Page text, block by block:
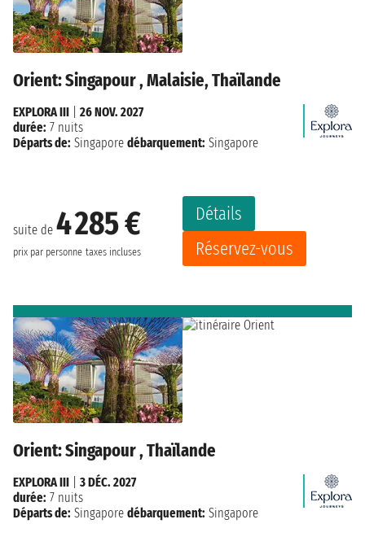
Orient: Singapour , Malaisie, Thaïlande
suite de 4 285 €
prix par personne taxes incluses
Détails
Réservez-vous
EXPLORA III
26 NOV. 2027
durée: 7 nuits
Départs de: Singapore débarquement: Singapore
Orient: Singapour , Thaïlande
EXPLORA III
3 DÉC. 2027
durée: 7 nuits
Départs de: Singapore débarquement: Singapore